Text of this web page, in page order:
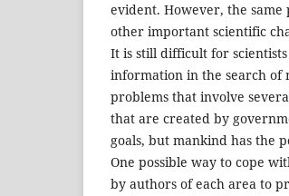
evident. However, the
other important scientific
It is still difficult for
information in the search of
problems that involve
that are created by
goals, but mankind has the
One possible way to cope
by authors of each area to